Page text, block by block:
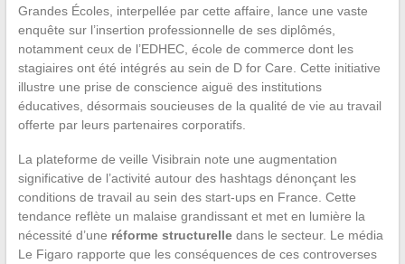
Grandes Écoles, interpellée par cette affaire, lance une vaste
enquête sur l’insertion professionnelle de ses diplômés,
notamment ceux de l’EDHEC, école de commerce dont les
stagiaires ont été intégrés au sein de D for Care. Cette initiative
illustre une prise de conscience aiguë des institutions
éducatives, désormais soucieuses de la qualité de vie au travail
offerte par leurs partenaires corporatifs.
La plateforme de veille Visibrain note une augmentation
significative de l’activité autour des hashtags dénonçant les
conditions de travail au sein des start-ups en France. Cette
tendance reflète un malaise grandissant et met en lumière la
nécessité d’une réforme structurelledans le secteur. Le média
Le Figaro rapporte que les conséquences de ces controverses